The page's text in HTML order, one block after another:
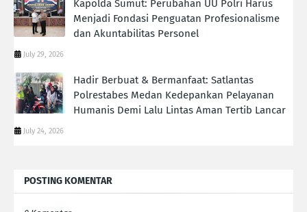
Kapolda Sumut: Perubahan UU Polri Harus
Menjadi Fondasi Penguatan Profesionalisme
dan Akuntabilitas Personel
July 29, 2026
Hadir Berbuat & Bermanfaat: Satlantas
Polrestabes Medan Kedepankan Pelayanan
Humanis Demi Lalu Lintas Aman Tertib Lancar
July 24, 2026
POSTING KOMENTAR